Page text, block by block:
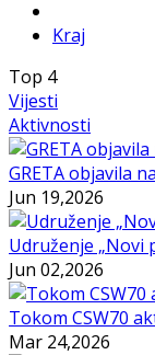
Kraj
Top 4
Vijesti
Aktivnosti
GRETA objavila
Jun 19,2026
Udruženje „Novi
Jun 02,2026
Tokom CSW70
Mar 24,2026